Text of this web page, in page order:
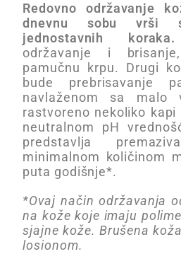
Redovno održavanje
dnevnu sobu vrši
jednostavnih koraka.
održavanje i
pamučnu krpu. Drugi
bude prebrisavanje
navlaženom sa
rastvoreno nekoliko
neutralnom pH
predstavlja
minimalnom količinom
puta godišnje*.
*Ovaj način održavanja
na kože koje imaju
sjajne kože. Brušena
losionom.